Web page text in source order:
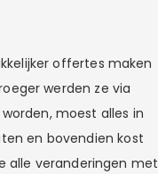
offertes maken
werden ze via
moest alles in
en bovendien kost
alle veranderingen met